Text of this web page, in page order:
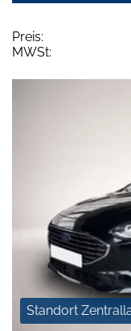
Preis:
MWSt:
Standort